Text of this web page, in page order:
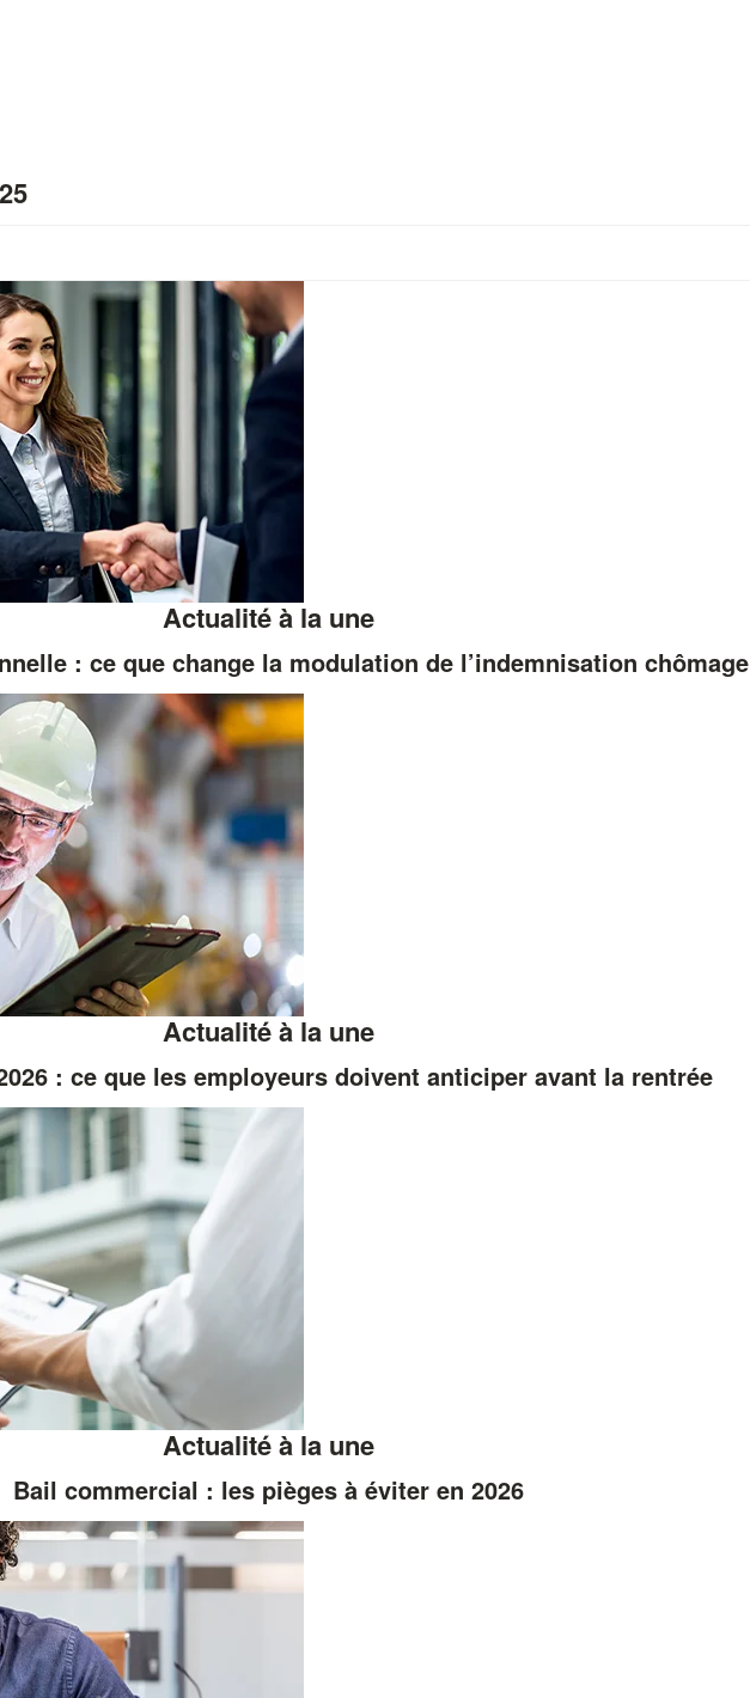
Actualité à la une
: ce que change la modulation de l’indemnisation chômage
Actualité à la une
: ce que les employeurs doivent anticiper avant la rentrée
Actualité à la une
Bail commercial : les pièges à éviter en 2026